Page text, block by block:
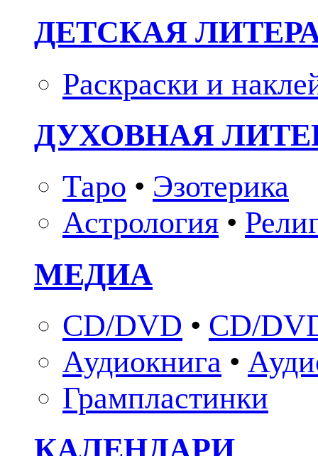
ДЕТСКАЯ
Раскраски и
ДУХОВНАЯ
Таро • Эзотерика
Астрология •
МЕДИА
CD/DVD • CD/
Аудиокнига •
Грампластинки